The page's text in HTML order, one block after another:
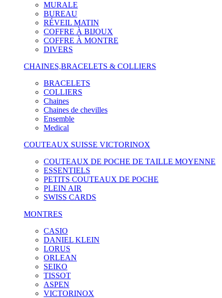
MURALE
BUREAU
RÉVEIL MATIN
COFFRE À BIJOUX
COFFRE À MONTRE
DIVERS
CHAINES,BRACELETS & COLLIERS
BRACELETS
COLLIERS
Chaines
Chaines de chevilles
Ensemble
Medical
COUTEAUX SUISSE VICTORINOX
COUTEAUX DE POCHE DE TAILLE MOYENNE
ESSENTIELS
PETITS COUTEAUX DE POCHE
PLEIN AIR
SWISS CARDS
MONTRES
CASIO
DANIEL KLEIN
LORUS
ORLEAN
SEIKO
TISSOT
ASPEN
VICTORINOX